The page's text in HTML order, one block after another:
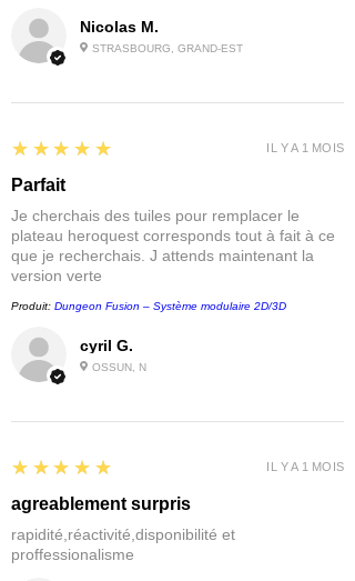
Nicolas M.
STRASBOURG, GRAND-EST
cyril G.
OSSUN, N
5
★★★★★
Parfait
Je cherchais des tuiles pour remplacer le
plateau heroquest corresponds tout à fait à ce
que je recherchais. J attends maintenant la
version verte
Produit: Dungeon Fusion – Système modulaire 2D/3D
IL Y A 1 MOIS
5
★★★★★
agreablement surpris
rapidité,réactivité,disponibilité et
proffessionalisme
IL Y A 1 MOIS